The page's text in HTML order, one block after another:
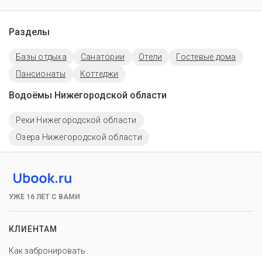
Разделы
Базы отдыха Санатории Отели
Гостевые дома
Пансионаты
Коттеджи
Водоёмы Нижегородской области
Реки Нижегородской области
Озера Нижегородской области
УЖЕ 16 ЛЕТ С ВАМИ
КЛИЕНТАМ
Как забронировать